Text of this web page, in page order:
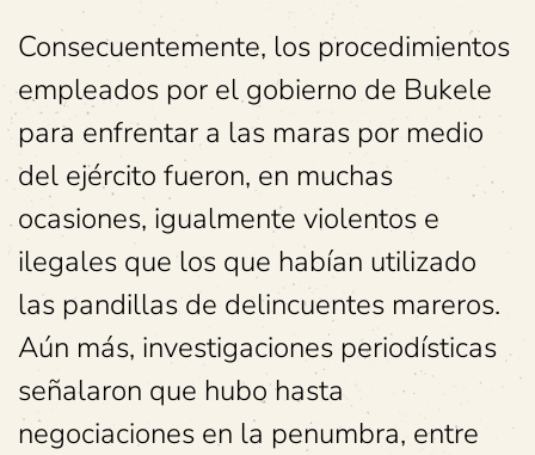
Consecuentemente, los procedimientos
empleados por el gobierno de Bukele
para enfrentar a las maras por medio
del ejército fueron, en muchas
ocasiones, igualmente violentos e
ilegales que los que habían utilizado
las pandillas de delincuentes mareros.
Aún más, investigaciones periodísticas
señalaron que hubo hasta
negociaciones en la penumbra, entre